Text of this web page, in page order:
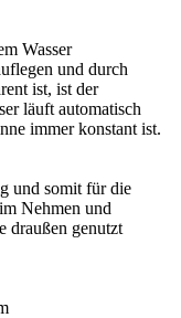
Wasser
und durch
ist, ist der
läuft automatisch
immer konstant ist.
und somit für die
Nehmen und
draußen genutzt